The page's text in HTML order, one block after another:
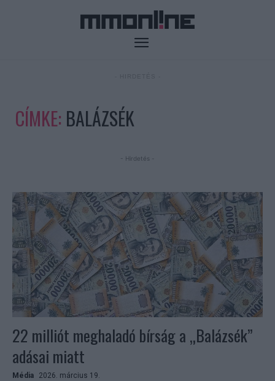
CÍMKE: BALÁZSÉK
- Hirdetés -
22 milliót meghaladó bírság a „Balázsék”
adásai miatt
Média 2026. március 19.